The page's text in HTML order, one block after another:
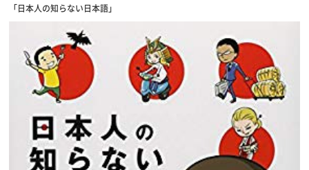
「日本人の知らない日本語」